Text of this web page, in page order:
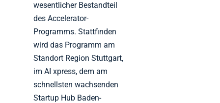
wesentlicher Bestandteil
des Accelerator-
Programms. Stattfinden
wird das Programm am
Standort Region Stuttgart,
im AI xpress, dem am
schnellsten wachsenden
Startup Hub Baden-